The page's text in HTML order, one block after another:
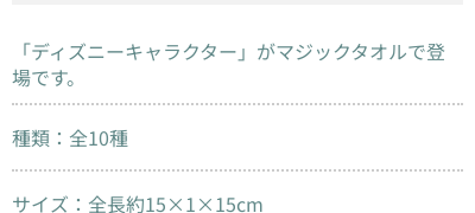
「ディズニーキャラクター」がマジックタオルで登
場です。
種類：全10種
サイズ：全長約15×1×15cm